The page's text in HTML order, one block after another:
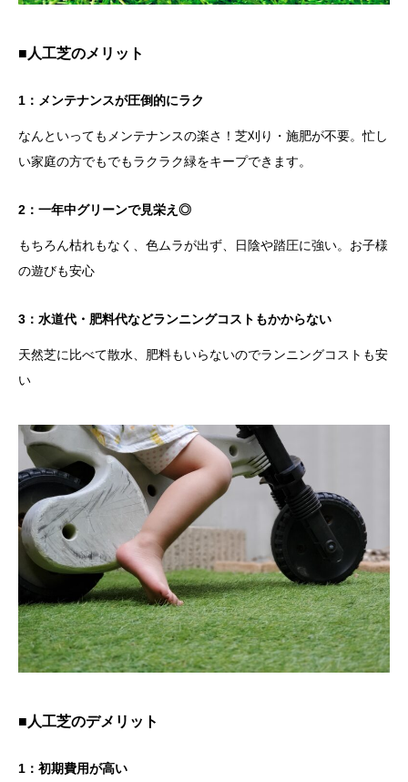
■人工芝のメリット
1：メンテナンスが圧倒的にラク
なんといってもメンテナンスの楽さ！芝刈り・施肥が不要。忙し
い家庭の方でもでもラクラク緑をキープできます。
2：一年中グリーンで見栄え◎
もちろん枯れもなく、色ムラが出ず、日陰や踏圧に強い。お子様
の遊びも安心
3：水道代・肥料代などランニングコストもかからない
天然芝に比べて散水、肥料もいらないのでランニングコストも安
い
■人工芝のデメリット
1：初期費用が高い